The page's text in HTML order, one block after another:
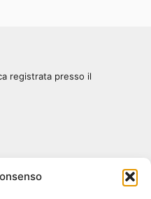
registrata presso il